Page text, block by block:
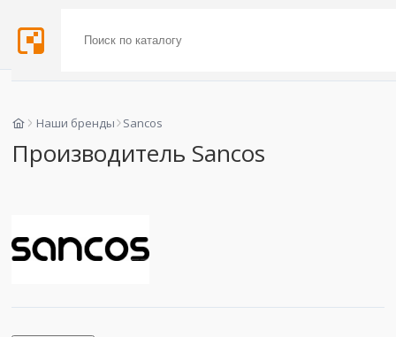
Наши бренды Sancos
Производитель Sancos